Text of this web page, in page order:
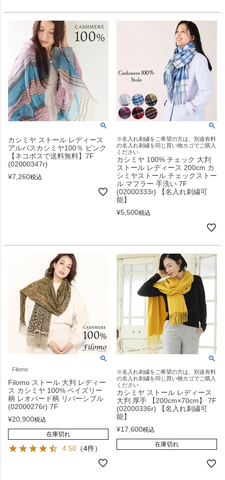
カシミヤ ストール レディース
アルバスカシミヤ100％ ピンク
【ネコポスで送料無料】7F
(02000347r)
¥7,260税込
※名入れ刺繍をご希望の方は、別途有料
の名入れ刺繍を同じ買い物カゴでご購入
ください
カシミヤ 100% チェック 大判
ストール レディース 200cm カ
シミヤストール チェックストー
ル マフラー 手洗い 7F
(02000333r) 【名入れ刺繍可
能】
¥5,500税込
Filomo
Filomo ストール 大判 レディー
ス カシミヤ 100% ペイズリー
柄 レオパード柄 リバーシブル
(02000276r) 7F
¥20,900税込
在庫切れ
4.50 （4件）
※名入れ刺繍をご希望の方は、別途有料
の名入れ刺繍を同じ買い物カゴでご購入
ください
カシミヤ ストール レディース
大判 厚手 【200cm×70cm】 7F
(02000336r) 【名入れ刺繍可
能】
¥17,600税込
在庫切れ